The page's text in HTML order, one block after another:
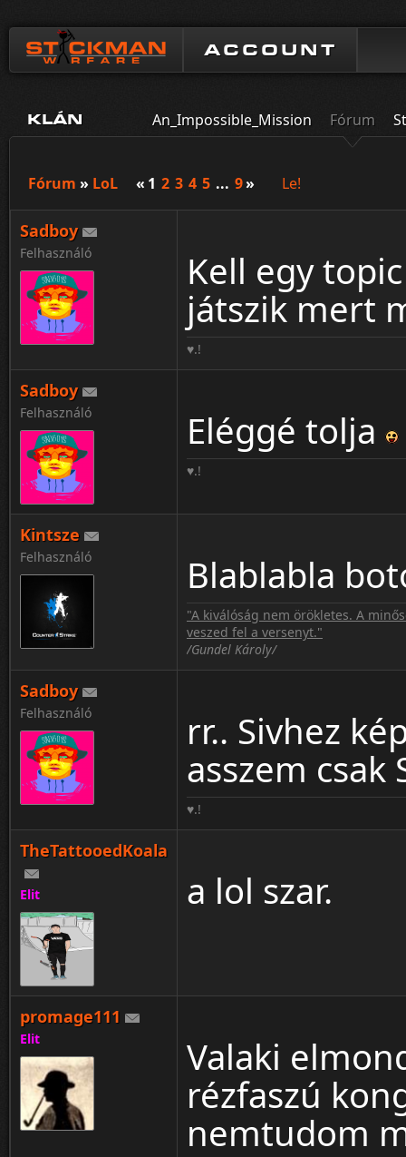
ACCOUNT
KLÁN An_Impossible_Mission Fórum
Fórum » LoL « 1 2 3 4 5 ... 9» Le!
Sadboy
Felhasználó
Kell egy
játszik mert
♥.!
Sadboy
Felhasználó Eléggé tolja
♥.!
Kintsze
Felhasználó Blablabla
"A kiválóság nem örökletes. A
veszed fel a versenyt."
/Gundel Károly/
Sadboy
Felhasználó
rr.. Sivhez
asszem
♥.!
TheTattooedKoala
Elit a lol szar.
promage111
Elit
Valaki
rézfaszú
nemtudom